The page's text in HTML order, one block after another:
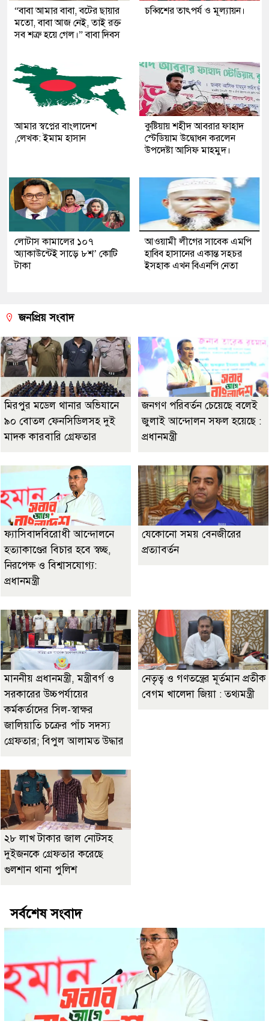
“বাবা আমার বাবা, বটের ছায়ার
মতো, বাবা আজ নেই, তাই রক্ত
সব শত্রু হয়ে গেল।” বাবা দিবস
চব্বিশের তাৎপর্য ও মূল্যায়ন।
আমার স্বপ্নের বাংলাদেশ
,লেখক: ইমাম হাসান
কুষ্টিয়ায় শহীদ আবরার ফাহাদ
স্টেডিয়াম উদ্বোধন করলেন
উপদেষ্টা আসিফ মাহমুদ।
লোটাস কামালের ১০৭
অ্যাকাউন্টেই সাড়ে ৮শ’ কোটি
টাকা
আওয়ামী লীগের সাবেক এমপি
হাবিব হাসানের একান্ত সহচর
ইসহাক এখন বিএনপি নেতা
জনপ্রিয় সংবাদ
মিরপুর মডেল থানার অভিযানে
৯০ বোতল ফেনসিডিলসহ দুই
মাদক কারবারি গ্রেফতার
জনগণ পরিবর্তন চেয়েছে বলেই
জুলাই আন্দোলন সফল হয়েছে :
প্রধানমন্ত্রী
ফ্যাসিবাদবিরোধী আন্দোলনে
হত্যাকাণ্ডের বিচার হবে স্বচ্ছ,
নিরপেক্ষ ও বিশ্বাসযোগ্য:
প্রধানমন্ত্রী
যেকোনো সময় বেনজীরের
প্রত্যাবর্তন
মাননীয় প্রধানমন্ত্রী, মন্ত্রীবর্গ ও
সরকারের উচ্চপর্যায়ের
কর্মকর্তাদের সিল-স্বাক্ষর
জালিয়াতি চক্রের পাঁচ সদস্য
গ্রেফতার; বিপুল আলামত উদ্ধার
নেতৃত্ব ও গণতন্ত্রের মূর্তমান প্রতীক
বেগম খালেদা জিয়া : তথ্যমন্ত্রী
২৮ লাখ টাকার জাল নোটসহ
দুইজনকে গ্রেফতার করেছে
গুলশান থানা পুলিশ
সর্বশেষ সংবাদ